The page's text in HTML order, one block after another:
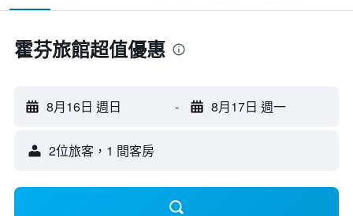
霍芬旅館超值優惠
8月16日 週日 - 8月17日 週一
2位旅客，1 間客房